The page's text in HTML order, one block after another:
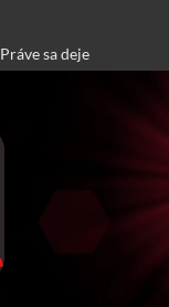
Práve sa deje